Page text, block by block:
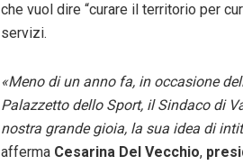
che vuol dire “curare il territorio per
servizi.
«Meno di un anno fa, in occasione
Palazzetto dello Sport, il Sindaco di
nostra grande gioia, la sua idea di
afferma Cesarina Del Vecchio,